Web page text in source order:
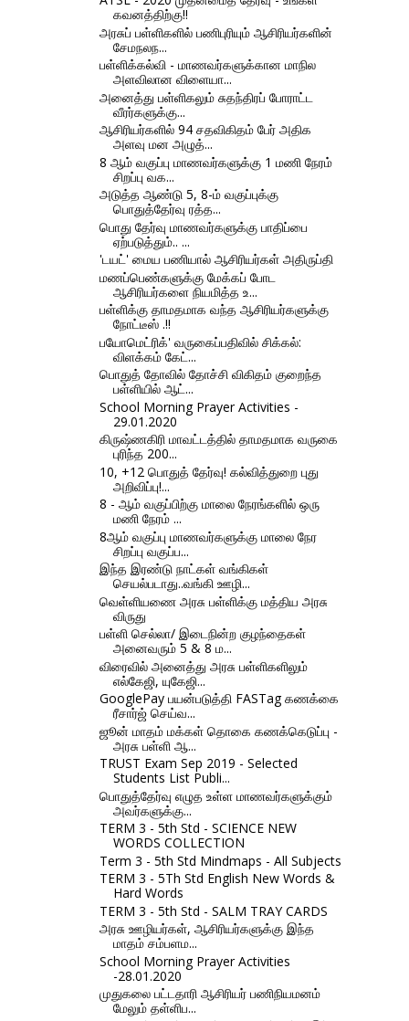
கவனத்திற்கு!!
அரசுப் பள்ளிகளில் பணிபுரியும் ஆசிரியர்களின்
சேமநலந...
பள்ளிக்கல்வி - மாணவர்களுக்கான மாநில
அளவிலான விளையா...
அனைத்து பள்ளிகலும் சுதந்திரப் போராட்ட
வீரர்களுக்கு...
ஆசிரியர்களில் 94 சதவிகிதம் பேர் அதிக
அளவு மன அழுத்...
8 ஆம் வகுப்பு மாணவர்களுக்கு 1 மணி நேரம்
சிறப்பு வக...
அடுத்த ஆண்டு 5, 8-ம் வகுப்புக்கு
பொதுத்தேர்வு ரத்த...
பொது தேர்வு மாணவர்களுக்கு பாதிப்பை
ஏற்படுத்தும்.. ...
'டயட்' மைய பணியால் ஆசிரியர்கள் அதிருப்தி
மணப்பெண்களுக்கு மேக்கப் போட
ஆசிரியர்களை நியமித்த உ...
பள்ளிக்கு தாமதமாக வந்த ஆசிரியர்களுக்கு
நோட்டீஸ் .!!
பயோமெட்ரிக்' வருகைப்பதிவில் சிக்கல்:
விளக்கம் கேட்...
பொதுத் தோவில் தோச்சி விகிதம் குறைந்த
பள்ளியில் ஆட்...
School Morning Prayer Activities -
29.01.2020
கிருஷ்ணகிரி மாவட்டத்தில் தாமதமாக வருகை
புரிந்த 200...
10, +12 பொதுத் தேர்வு! கல்வித்துறை புது
அறிவிப்பு!...
8 - ஆம் வகுப்பிற்கு மாலை நேரங்களில் ஒரு
மணி நேரம் ...
8ஆம் வகுப்பு மாணவர்களுக்கு மாலை நேர
சிறப்பு வகுப்ப...
இந்த இரண்டு நாட்கள் வங்கிகள்
செயல்படாது..வங்கி ஊழி...
வெள்ளியணை அரசு பள்ளிக்கு மத்திய அரசு
விருது
பள்ளி செல்லா/ இடைநின்ற குழந்தைகள்
அனைவரும் 5 & 8 ம...
விரைவில் அனைத்து அரசு பள்ளிகளிலும்
எல்கேஜி, யுகேஜி...
GooglePay பயன்படுத்தி FASTag கணக்கை
ரீசார்ஜ் செய்வ...
ஜூன் மாதம் மக்கள் தொகை கணக்கெடுப்பு -
அரசு பள்ளி ஆ...
TRUST Exam Sep 2019 - Selected
Students List Publi...
பொதுத்தேர்வு எழுத உள்ள மாணவர்களுக்கும்
அவர்களுக்கு...
TERM 3 - 5th Std - SCIENCE NEW
WORDS COLLECTION
Term 3 - 5th Std Mindmaps - All Subjects
TERM 3 - 5Th Std English New Words &
Hard Words
TERM 3 - 5th Std - SALM TRAY CARDS
அரசு ஊழியர்கள், ஆசிரியர்களுக்கு இந்த
மாதம் சம்பளம...
School Morning Prayer Activities
-28.01.2020
முதுகலை பட்டதாரி ஆசிரியர் பணிநியமனம்
மேலும் தள்ளிப...